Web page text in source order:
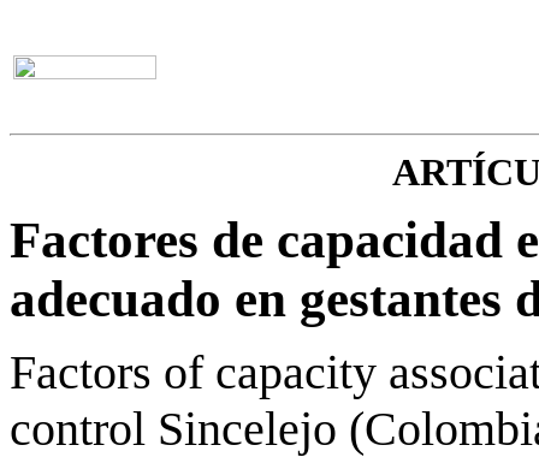
Factores de capacidad
adecuado en gestantes
Factors of capacity
control Sincelejo